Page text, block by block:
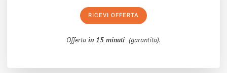
RICEVI OFFERTA
Offerta in 15 minuti (garantita).